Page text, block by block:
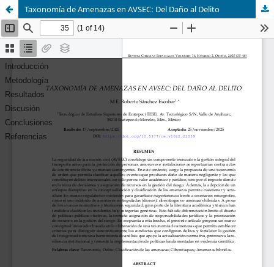
Taxonomía de Amenazas en AVSEC: Del Daño al Delito